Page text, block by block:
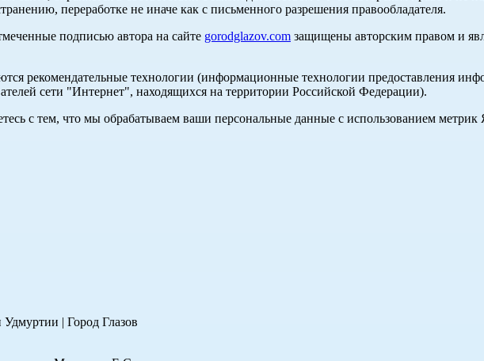
переработке не иначе как с письменного разрешения правообладателя.
подписью автора на сайте gorodglazov.com защищены авторским правом и
рекомендательные технологии (информационные технологии предоставления
сети "Интернет", находящихся на территории Российской Федерации).
с тем, что мы обрабатываем ваши персональные данные с использованием
Удмуртии | Город Глазов